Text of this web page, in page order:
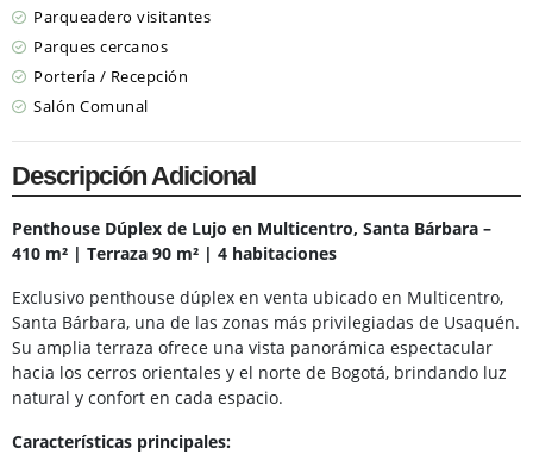
Parqueadero visitantes
Parques cercanos
Portería / Recepción
Salón Comunal
Descripción Adicional
Penthouse Dúplex de Lujo en Multicentro, Santa Bárbara –
410 m² | Terraza 90 m² | 4 habitaciones
Exclusivo penthouse dúplex en venta ubicado en Multicentro,
Santa Bárbara, una de las zonas más privilegiadas de Usaquén.
Su amplia terraza ofrece una vista panorámica espectacular
hacia los cerros orientales y el norte de Bogotá, brindando luz
natural y confort en cada espacio.
Características principales: